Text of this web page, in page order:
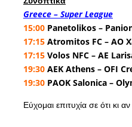
Greece – Super League
15:00Panetolikos –
17:15Atromitos FC – AO
17:15Volos NFC – AE
19:30AEK Athens – OFI
19:30PAOK Salonica –
Εύχομαι επιτυχία σε ότι κι αν